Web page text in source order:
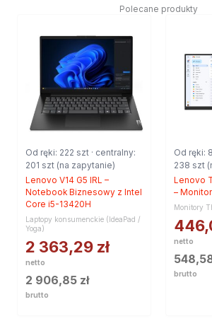
Polecane produkty
Od ręki: 222 szt · centralny:
201 szt (na zapytanie)
Lenovo V14 G5 IRL –
Notebook Biznesowy z Intel
Core i5-13420H
Laptopy konsumenckie (IdeaPad /
Yoga)
2 363,29 zł
netto
2 906,85 zł
brutto
Od ręki:
238 szt
Lenovo
–
Monitory
netto
brutto